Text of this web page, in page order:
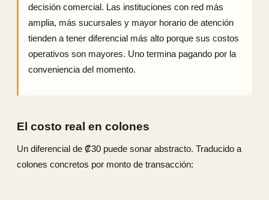
decisión comercial. Las instituciones con red más
amplia, más sucursales y mayor horario de atención
tienden a tener diferencial más alto porque sus costos
operativos son mayores. Uno termina pagando por la
conveniencia del momento.
El costo real en colones
Un diferencial de ₡30 puede sonar abstracto. Traducido a
colones concretos por monto de transacción: